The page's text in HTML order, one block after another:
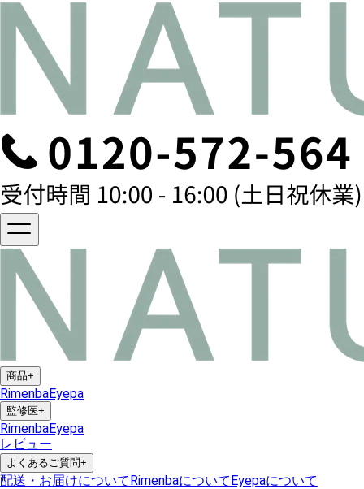
商品+
RimenbaEyepa
監修医+
RimenbaEyepa
レビュー
よくあるご質問+
配送・お届けについてRimenbaについてEyepaについて